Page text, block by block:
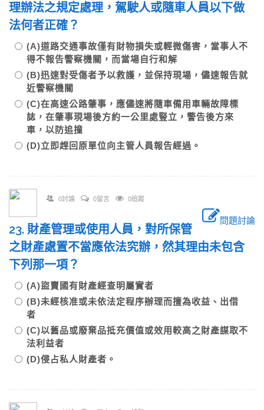
理辦法之規定處理，駕駛人或隨車人員以下做
法何者正確？
(A)道路交通事故僅有財物損失或輕微傷害，當事人不
得不報告警察機關，而當場自行和解
(B)迅速對受傷者予以救護，並保持現場，儘速報告就
近警察機關
(C)在高速公路肇事，應儘速將隨車備用車輛故障標
誌，在肇事現場後方約一公里處豎立，警告後方來
車，以防追撞
(D)立即趕回原單位向主管人員報告經過。
0討論 0留言 0追蹤
問題討論
23. 財產管理或使用人員，對所保管
之財產處置不當應依法究辦，然其理由未包含
下列那一項？
(A)盜賣國有財產經查明屬實者
(B)未經核准或未依法定程序辦理而擅為收益、出借
者
(C)以舊品或廢棄品抵充價值或效用較高之財產謀取不
法利益者
(D)侵占私人財產者。